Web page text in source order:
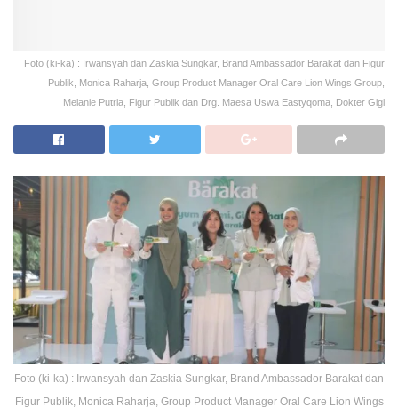
Foto (ki-ka) : Irwansyah dan Zaskia Sungkar, Brand Ambassador Barakat dan Figur
Publik, Monica Raharja, Group Product Manager Oral Care Lion Wings Group,
Melanie Putria, Figur Publik dan Drg. Maesa Uswa Eastyqoma, Dokter Gigi
Foto (ki-ka) : Irwansyah dan Zaskia Sungkar, Brand Ambassador Barakat dan
Figur Publik, Monica Raharja, Group Product Manager Oral Care Lion Wings